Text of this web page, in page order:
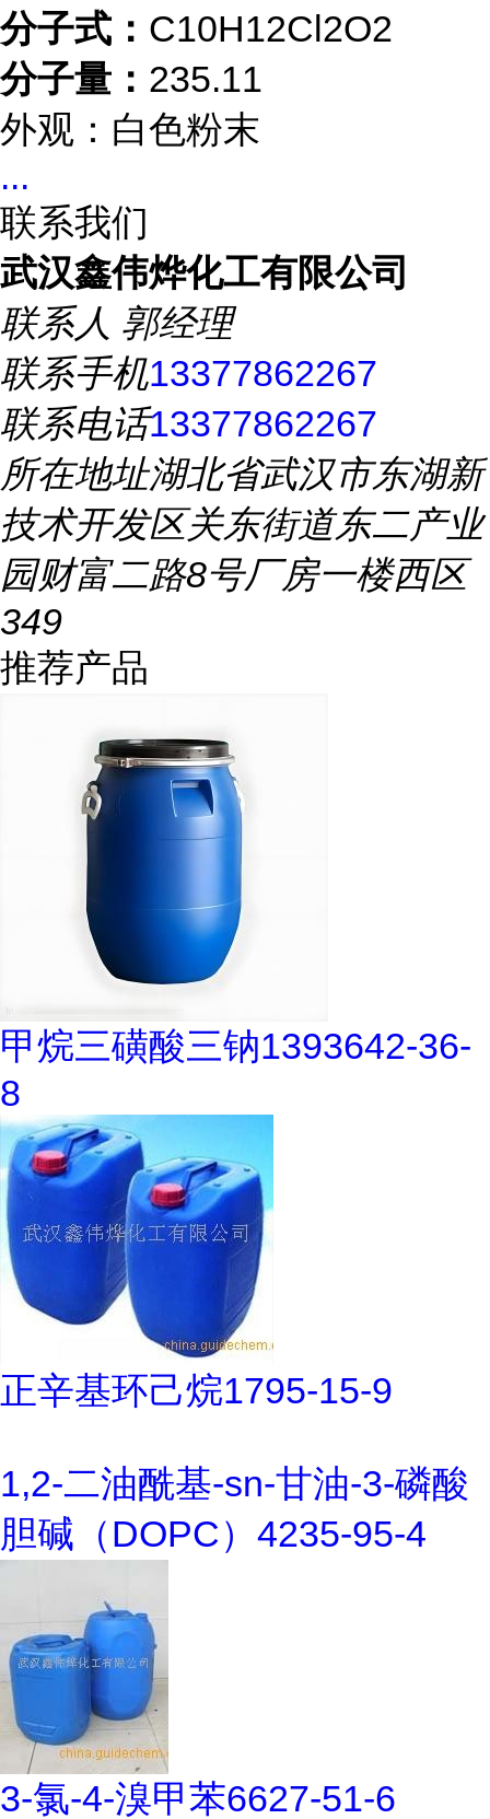
分子式： C10H12Cl2O2
分子量： 235.11
外观：白色粉末
...
联系我们
武汉鑫伟烨化工有限公司
联系人 郭经理
联系手机13377862267
联系电话13377862267
所在地址湖北省武汉市东湖新
技术开发区关东街道东二产业
园财富二路8号厂房一楼西区
349
推荐产品
甲烷三磺酸三钠1393642-36-
8
正辛基环己烷1795-15-9
1,2-二油酰基-sn-甘油-3-磷酸
胆碱（DOPC）4235-95-4
3-氯-4-溴甲苯6627-51-6